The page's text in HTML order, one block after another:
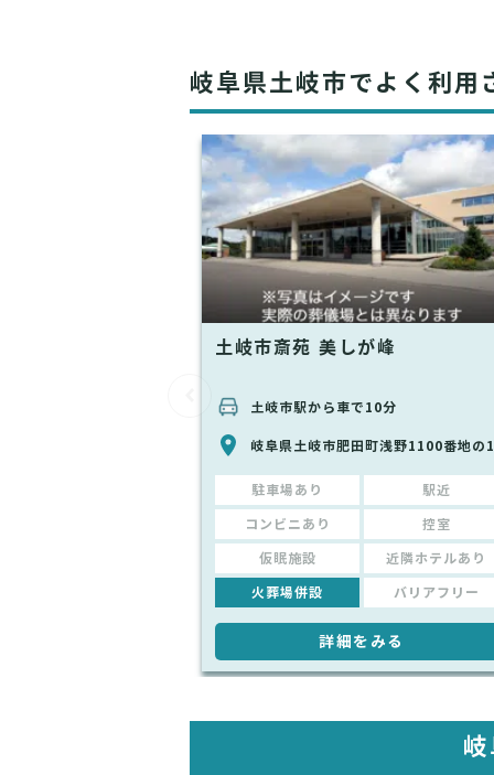
岐阜県土岐市でよく利用
土岐市斎苑 美しが峰
土岐市駅から車で10分
岐阜県土岐市肥田町浅野1100番地の1
駐車場あり 駅近
コンビニあり 控室
仮眠施設 近隣ホテルあり
火葬場併設 バリアフリー
詳細をみる